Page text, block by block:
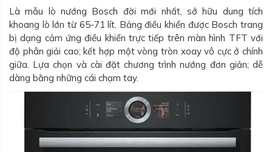
Là mẫu lò nướng Bosch đời mới nhất, sở hữu dung tích
khoang lò lớn từ 65-71 lít. Bảng điều khiển được Bosch trang
bị dạng cảm ứng điều khiển trực tiếp trên màn hình TFT với
độ phân giải cao; kết hợp một vòng tròn xoay vô cực ở chính
giữa. Lựa chọn và cài đặt chương trình nướng đơn giản; dễ
dàng bằng những cái chạm tay.